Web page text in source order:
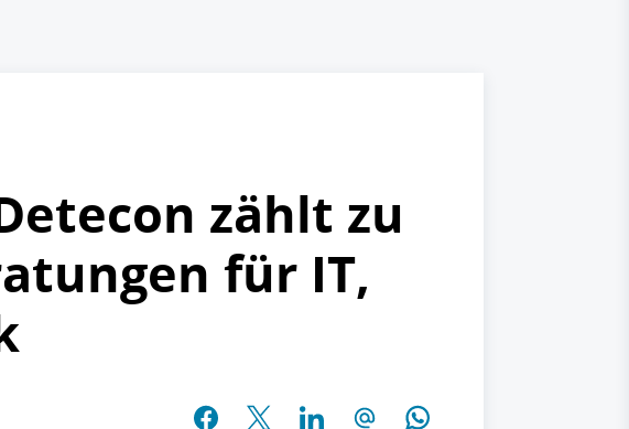
zählt zu
für IT,